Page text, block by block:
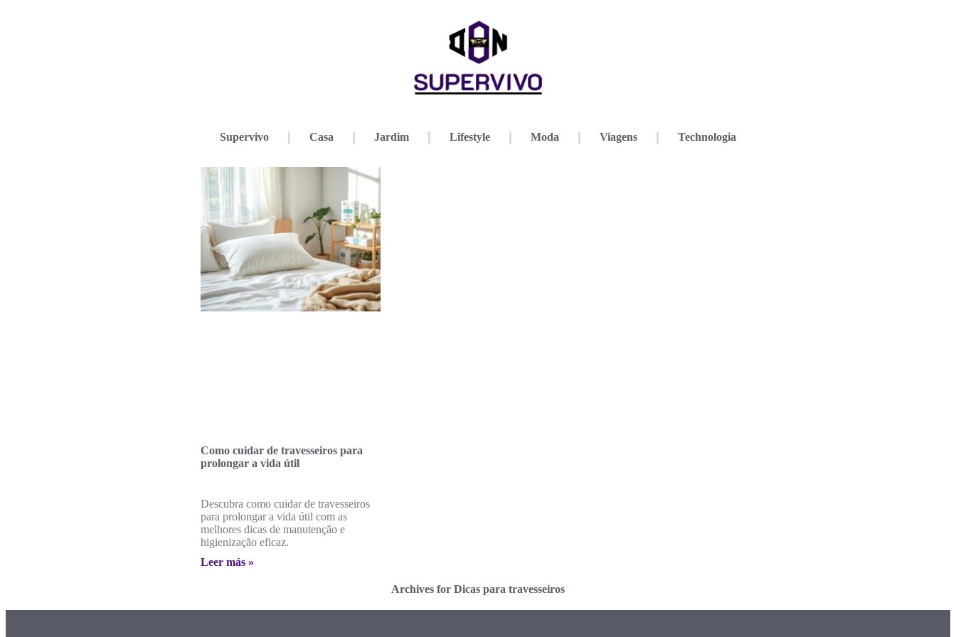
Supervivo Casa Jardim Lifestyle Moda Viagens Technologia
Como cuidar de travesseiros para
prolongar a vida útil
Descubra como cuidar de travesseiros
para prolongar a vida útil com as
melhores dicas de manutenção e
higienização eficaz.
Leer más »
Archives for Dicas para travesseiros